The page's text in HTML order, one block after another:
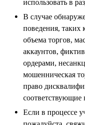
использовать в
В случае
поведения, таких
объема торгов,
аккаунтов,
ордерами,
мошенническая
право
соответствующие
Если в процессе